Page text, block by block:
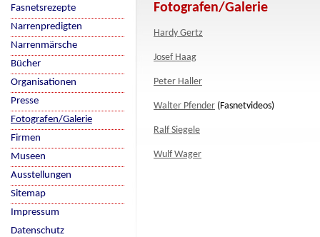
Fotografen/Galerie
Hardy Gertz
Josef Haag
Peter Haller
Walter Pfender (Fasnetvideos)
Ralf Siegele
Wulf Wager
Fasnetsrezepte
Narrenpredigten
Narrenmärsche
Bücher
Organisationen
Presse
Fotografen/Galerie
Firmen
Museen
Ausstellungen
Sitemap
Impressum
Datenschutz